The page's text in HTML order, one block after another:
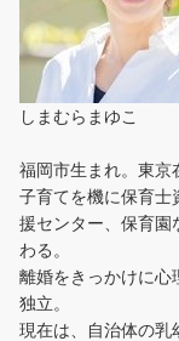
しまむらまゆこ
福岡市生まれ。東京
子育てを機に保育士
援センター、保育園
わる。
離婚をきっかけに
独立。
現在は、自治体の乳